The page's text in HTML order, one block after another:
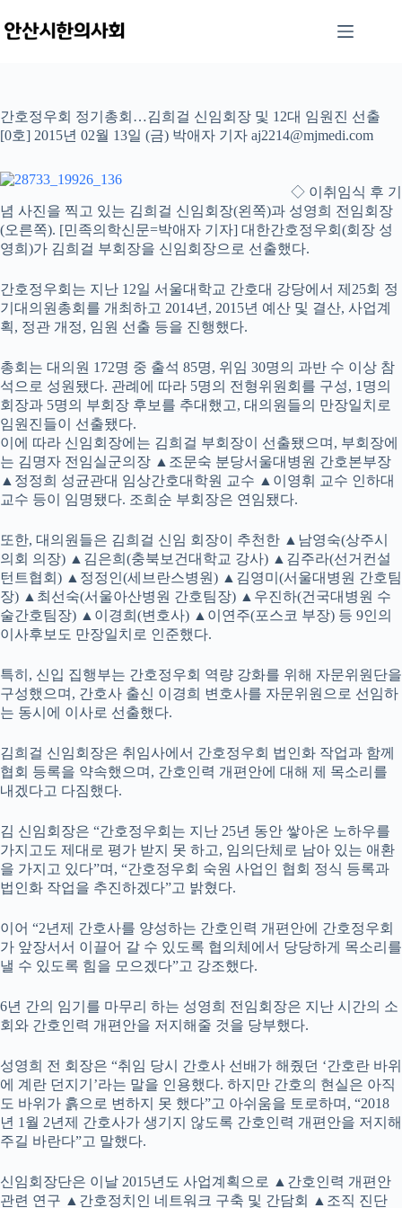
문
으
뛰
기
간호정우회 정기총회…김희걸 신임회장 및 12대 임원진 선출
[0호] 2015년 02월 13일 (금) 박애자 기자 aj2214@mjmedi.com
◇ 이취임식 후 기
념 사진을 찍고 있는 김희걸 신임회장(왼쪽)과 성영희 전임회장
(오른쪽). [민족의학신문=박애자 기자] 대한간호정우회(회장 성
영희)가 김희걸 부회장을 신임회장으로 선출했다.
간호정우회는 지난 12일 서울대학교 간호대 강당에서 제25회 정
기대의원총회를 개최하고 2014년, 2015년 예산 및 결산, 사업계
획, 정관 개정, 임원 선출 등을 진행했다.
총회는 대의원 172명 중 출석 85명, 위임 30명의 과반 수 이상 참
석으로 성원됐다. 관례에 따라 5명의 전형위원회를 구성, 1명의
회장과 5명의 부회장 후보를 추대했고, 대의원들의 만장일치로
임원진들이 선출됐다.
이에 따라 신임회장에는 김희걸 부회장이 선출됐으며, 부회장에
는 김명자 전임실군의장 ▲조문숙 분당서울대병원 간호본부장
▲정정희 성균관대 임상간호대학원 교수 ▲이영휘 교수 인하대
교수 등이 임명됐다. 조희순 부회장은 연임됐다.
또한, 대의원들은 김희걸 신임 회장이 추천한 ▲남영숙(상주시
의회 의장) ▲김은희(충북보건대학교 강사) ▲김주라(선거컨설
턴트협회) ▲정정인(세브란스병원) ▲김영미(서울대병원 간호팀
장) ▲최선숙(서울아산병원 간호팀장) ▲우진하(건국대병원 수
술간호팀장) ▲이경희(변호사) ▲이연주(포스코 부장) 등 9인의
이사후보도 만장일치로 인준했다.
특히, 신입 집행부는 간호정우회 역량 강화를 위해 자문위원단을
구성했으며, 간호사 출신 이경희 변호사를 자문위원으로 선임하
는 동시에 이사로 선출했다.
김희걸 신임회장은 취임사에서 간호정우회 법인화 작업과 함께
협회 등록을 약속했으며, 간호인력 개편안에 대해 제 목소리를
내겠다고 다짐했다.
김 신임회장은 “간호정우회는 지난 25년 동안 쌓아온 노하우를
가지고도 제대로 평가 받지 못 하고, 임의단체로 남아 있는 애환
을 가지고 있다”며, “간호정우회 숙원 사업인 협회 정식 등록과
법인화 작업을 추진하겠다”고 밝혔다.
이어 “2년제 간호사를 양성하는 간호인력 개편안에 간호정우회
가 앞장서서 이끌어 갈 수 있도록 협의체에서 당당하게 목소리를
낼 수 있도록 힘을 모으겠다”고 강조했다.
6년 간의 임기를 마무리 하는 성영희 전임회장은 지난 시간의 소
회와 간호인력 개편안을 저지해줄 것을 당부했다.
성영희 전 회장은 “취임 당시 간호사 선배가 해줬던 ‘간호란 바위
에 계란 던지기’라는 말을 인용했다. 하지만 간호의 현실은 아직
도 바위가 흙으로 변하지 못 했다”고 아쉬움을 토로하며, “2018
년 1월 2년제 간호사가 생기지 않도록 간호인력 개편안을 저지해
주길 바란다”고 말했다.
신임회장단은 이날 2015년도 사업계획으로 ▲간호인력 개편안
관련 연구 ▲간호정치인 네트워크 구축 및 간담회 ▲조직 진단